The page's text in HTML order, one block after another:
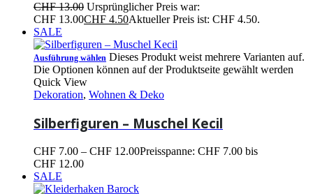
CHF13.00 Ursprünglicher Preis war:
CHF 13.00CHF 4.50Aktueller Preis ist: CHF 4.50.
SALE
Ausführung wählen Dieses Produkt weist mehrere Varianten auf.
Die Optionen können auf der Produktseite gewählt werden
Quick View
Dekoration, Wohnen & Deko
Silberfiguren – Muschel Kecil
CHF 7.00 – CHF 12.00Preisspanne: CHF 7.00 bis
CHF 12.00
SALE